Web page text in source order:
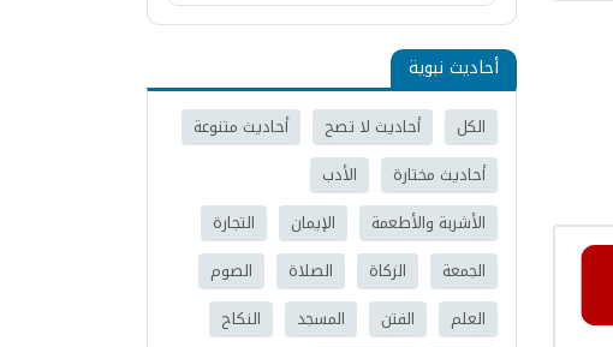
أحاديث نبوية
الكل أحاديث لا تصح
أحاديث متنوعة
أحاديث مختارة
الأدب
الأشربة والأطعمة
الإيمان
التجارة
الجمعة
الزكاة الصلاة
الصوم
العلم
الفتن المسجد
النكاح